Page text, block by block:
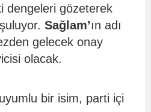
dengeleri gözeterek
Sağlam’ın adı
gelecek onay
olacak.
bir isim, parti içi